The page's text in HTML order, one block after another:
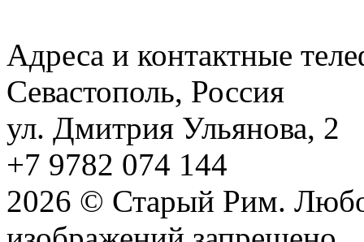
Адреса и контактные
Севастополь, Россия
ул. Дмитрия Ульянова, 2
+7 9782 074 144
2026 © Старый Рим.